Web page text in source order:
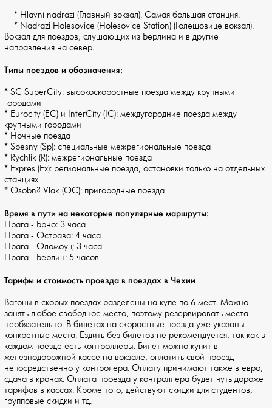
* Hlavni nadrazi (Главный вокзал). Самая большая станция.
* Nadrazi Holesovice (Holesovice Station) (Голешовице вокзал).
Вокзал для поездов, слушающих из Берлина и в другие
направления на север.
Типы поездов и обозначения:
* SC SuperCity: высокоскоростные поезда между крупными
городами
* Eurocity (EC) и InterCity (IC): междугородние поезда между
крупными городами
* Ночные поезда
* Spesny (Sp): специальные межрегиональные поезда
* Rychlik (R): межрегиональные поезда
* Expres (Ex): региональные поезда, остановки только на отдельных
станциях
* Osobn? Vlak (ОС): пригородные поезда
Время в пути на некоторые популярные маршруты:
Прага - Брно: 3 часа
Прага - Острава: 4 часа
Прага - Оломоуц: 3 часа
Прага - Берлин: 5 часов
Тарифы и стоимость проезда в поездах в Чехии
Вагоны в скорых поездах разделены на купе по 6 мест. Можно
занять любое свободное место, поэтому резервировать места
необязательно. В билетах на скоростные поезда уже указаны
конкретные места. Ездить без билетов не рекомендуется, так как в
каждом поезде есть контроллеры. Билет можно купит в
железнодорожной кассе на вокзале, оплатить свой проезд
непосредственно у контролера. Оплату принимают также в евро,
сдача в кронах. Оплата проезда у контроллера будет чуть дороже
тарифов в кассах. Кроме того, действуют скидки для студентов,
групповые скидки и тд.